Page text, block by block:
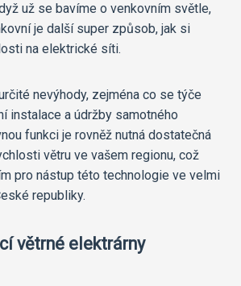
už se bavíme o venkovním světle,
je další super způsob, jak si
na elektrické síti.
nevýhody, zejména co se týče
instalace a údržby samotného
funkci je rovněž nutná dostatečná
větru ve vašem regionu, což
pro nástup této technologie ve velmi
republiky.
větrné elektrárny